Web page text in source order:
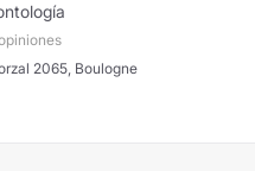
2065, Boulogne